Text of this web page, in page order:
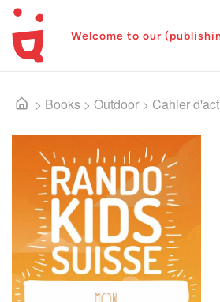
Welcome to our
> Books > Outdoor > Cahier